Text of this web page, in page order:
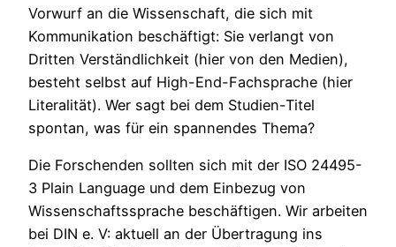
Vorwurf an die Wissenschaft, die sich mit
Kommunikation beschäftigt: Sie verlangt von
Dritten Verständlichkeit (hier von den Medien),
besteht selbst auf High-End-Fachsprache (hier
Literalität). Wer sagt bei dem Studien-Titel
spontan, was für ein spannendes Thema?
Die Forschenden sollten sich mit der ISO 24495-
3 Plain Language und dem Einbezug von
Wissenschaftssprache beschäftigen. Wir arbeiten
bei DIN e. V: aktuell an der Übertragung ins